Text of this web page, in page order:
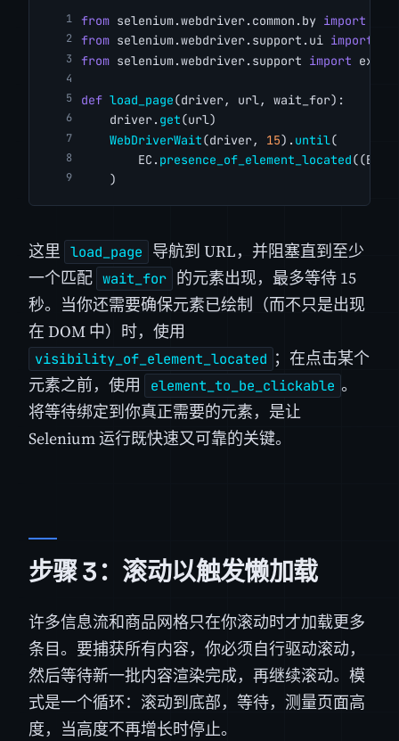
from selenium.webdriver.common.by import
from selenium.webdriver.support.ui import
from selenium.webdriver.support import
def load_page(driver, url, wait_for):
    driver.
get(url)
WebDriverWait(driver, 15). until(
        EC.
presence_of_element_located
    )
这里 load_page
导航到 URL，并阻塞直到至少
一个匹配 wait_for 的元素出现，最多等待 15
秒。当你还需要确保元素已绘制（而不只是出现
在 DOM 中）时，使用
visibility_of_element_located ；在点击某个
元素之前，使用
element_to_be_clickable 。
将等待绑定到你真正需要的元素，是让
Selenium 运行既快速又可靠的关键。
步骤 3：滚动以触发懒加载
许多信息流和商品网格只在你滚动时才加载更多
条目。要捕获所有内容，你必须自行驱动滚动，
然后等待新一批内容渲染完成，再继续滚动。模
式是一个循环：滚动到底部，等待，测量页面高
度，当高度不再增长时停止。